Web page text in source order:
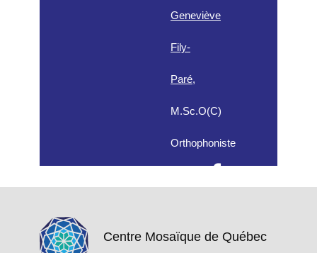
Geneviève
Fily-
Paré,
M.Sc.O(C)
Orthophoniste
Centre Mosaïque de Québec